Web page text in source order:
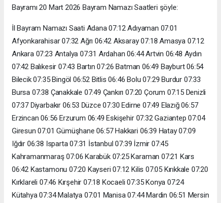
Bayramı 20 Mart 2026 Bayram Namazı Saatleri şöyle:
İl Bayram Namazı Saati Adana 07:12 Adıyaman 07:01
Afyonkarahisar 07:32 Ağrı 06:42 Aksaray 07:18 Amasya 07:12
Ankara 07:23 Antalya 07:31 Ardahan 06:44 Artvin 06:48 Aydın
07:42 Balıkesir 07:43 Bartın 07:26 Batman 06:49 Bayburt 06:54
Bilecik 07:35 Bingöl 06:52 Bitlis 06:46 Bolu 07:29 Burdur 07:33
Bursa 07:38 Çanakkale 07:49 Çankırı 07:20 Çorum 07:15 Denizli
07:37 Diyarbakır 06:53 Düzce 07:30 Edirne 07:49 Elazığ 06:57
Erzincan 06:56 Erzurum 06:49 Eskişehir 07:32 Gaziantep 07:04
Giresun 07:01 Gümüşhane 06:57 Hakkari 06:39 Hatay 07:09
Iğdır 06:38 Isparta 07:31 İstanbul 07:39 İzmir 07:45
Kahramanmaraş 07:06 Karabük 07:25 Karaman 07:21 Kars
06:42 Kastamonu 07:20 Kayseri 07:12 Kilis 07:05 Kırıkkale 07:20
Kırklareli 07:46 Kırşehir 07:18 Kocaeli 07:35 Konya 07:24
Kütahya 07:34 Malatya 07:01 Manisa 07:44 Mardin 06:51 Mersin